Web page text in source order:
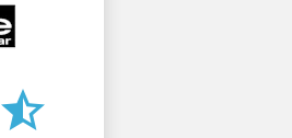
star_half